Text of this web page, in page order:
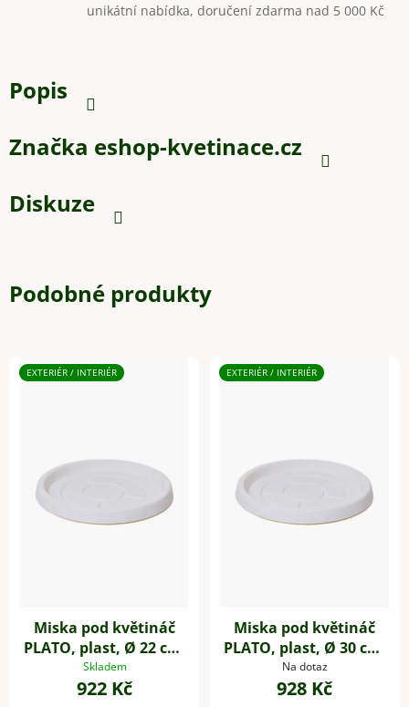
unikátní nabídka, doručení zdarma nad 5 000 Kč
Popis
Značka eshop-kvetinace.cz
Diskuze
Podobné produkty
EXTERIÉR / INTERIÉR
Miska pod květináč
PLATO, plast, Ø 22 cm,
bílá
Skladem
922 Kč
EXTERIÉR / INTERIÉR
Miska pod květináč
PLATO, plast, Ø 30 cm,
bílá
Na dotaz
928 Kč